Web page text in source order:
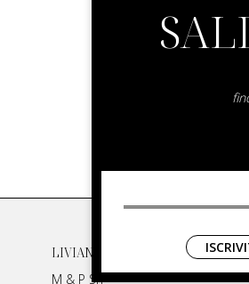
LIVIANA MIRARCHI
M & P Srl